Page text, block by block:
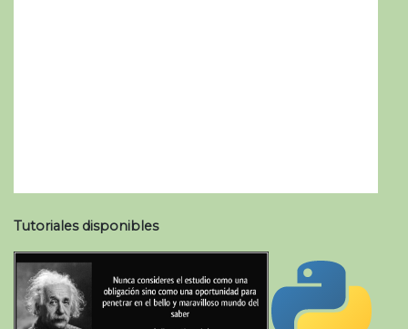
Tutoriales disponibles